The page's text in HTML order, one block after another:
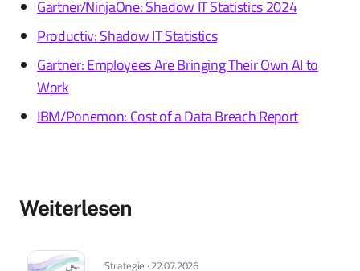
Gartner/NinjaOne: Shadow IT Statistics 2024
Productiv: Shadow IT Statistics
Gartner: Employees Are Bringing Their Own AI to
Work
IBM/Ponemon: Cost of a Data Breach Report
Weiterlesen
Strategie · 22.07.2026